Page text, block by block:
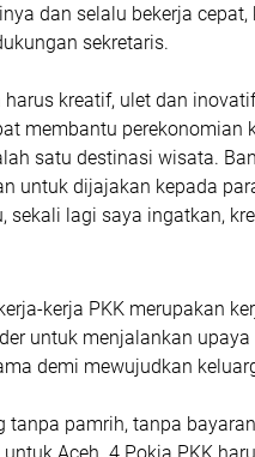
dan selalu bekerja cepat,
sekretaris.
harus kreatif, ulet dan
membantu perekonomian
satu destinasi wisata.
untuk dijajakan kepada
sekali lagi saya ingatkan,
kerja PKK merupakan
untuk menjalankan
demi mewujudkan
tanpa pamrih, tanpa